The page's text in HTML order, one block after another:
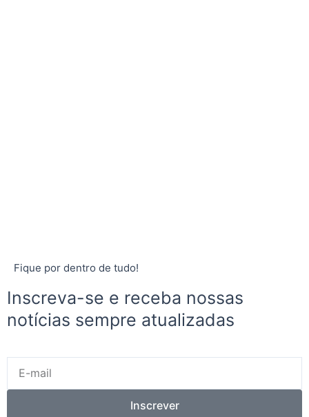
Fique por dentro de tudo!
Inscreva-se e receba nossas
notícias sempre atualizadas
mail
Inscrever